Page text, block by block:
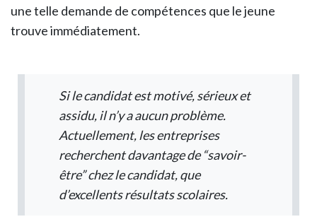
une telle demande de compétences que le jeune
trouve immédiatement.
Si le candidat est motivé, sérieux et
assidu, il n’y a aucun problème.
Actuellement, les entreprises
recherchent davantage de “savoir-
être” chez le candidat, que
d’excellents résultats scolaires.